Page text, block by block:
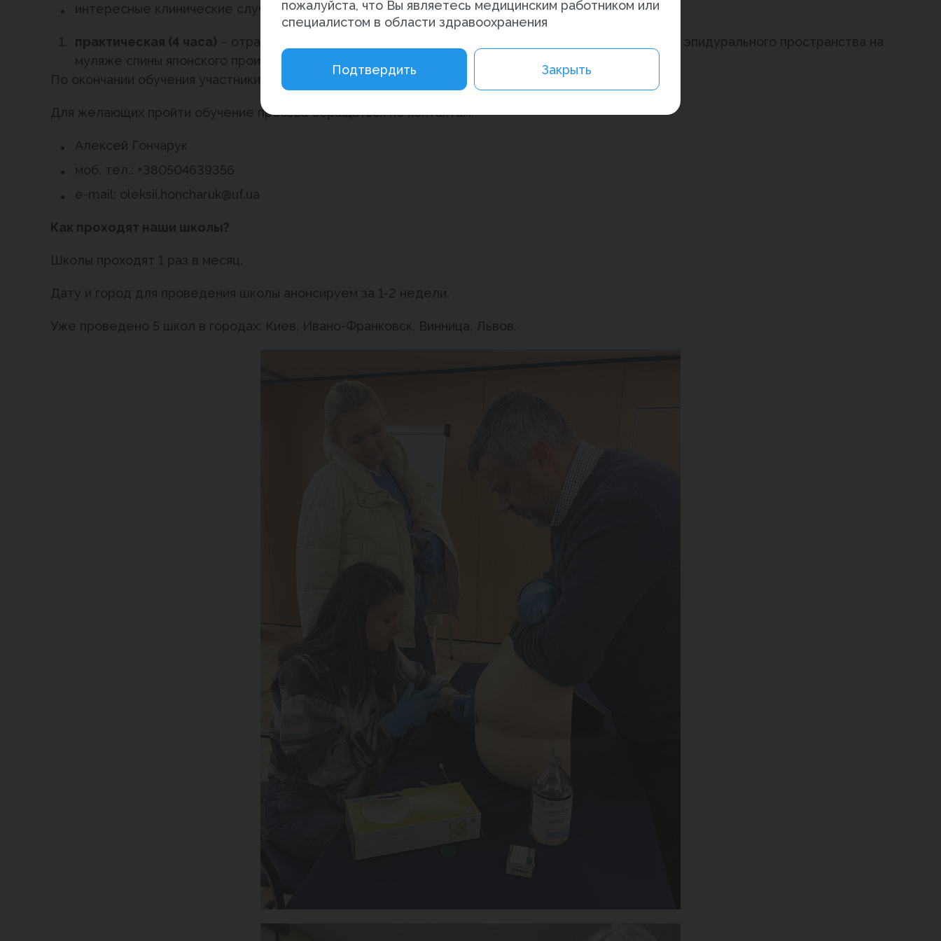
интересные клинические случаи.
практическая (4 часа) – отработка практических техник эпидуральной пункции и катетеризации эпидурального пространства на
муляже спины японского производителя под УЗИ контролем.
По окончании обучения участники получают
сертификаты с 10 баллами БПР
Для желающих пройти обучение просьба обращаться по контактам:
Алексей Гончарук
моб. тел.: +380504639356
e-mail: oleksii.honcharuk@uf.ua
Как проходят наши школы?
Школы проходят 1 раз в месяц.
Дату и город для проведения школы анонсируем за 1-2 недели.
Уже проведено 5 школ в городах: Киев, Ивано-Франковск, Винница, Львов.
пожалуйста, что Вы являетесь медицинским работником или
специалистом в области здравоохранения
Подтвердить Закрыть